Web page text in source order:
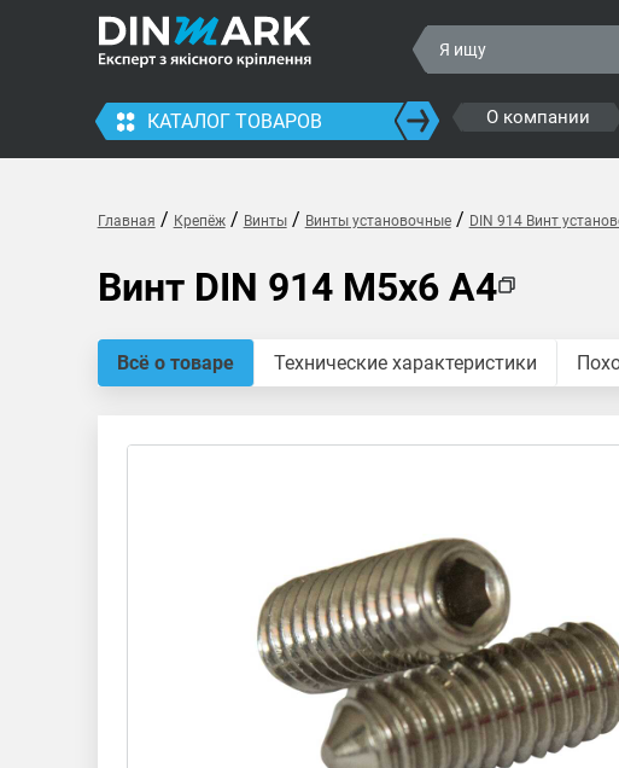
КАТАЛОГ ТОВАРОВ О компании
Главная / Крепёж/ Винты/ Винты установочные/ DIN 914 Винт
Винт DIN 914 M5x6 A4
Всё о товаре Технические характеристики